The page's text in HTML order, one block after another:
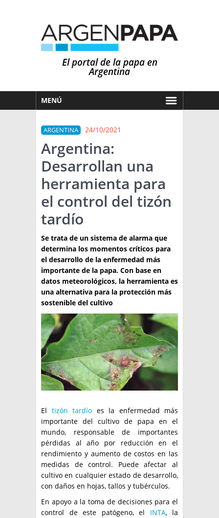
El portal de la papa en
Argentina
MENÚ
MERCADOS
NOTICIAS
EN ESPAÑOL
OTROS IDIOMAS
PRONÓSTICO
LLUVIAS
ARGENTINA
EL MUNDO
TÉCNICA
PRODUCCION
CLASIFICADOS
INTERES GENERAL
LA PAPA
RESOLUCIONES Y NORMATIVAS
ENLACES
ARGENPAPA
PUBLICIDAD
QUIENES SOMOS
CONTACTO
BUSCAR NOTICIAS
BUSCAR
ARGENTINA 24/10/2021
Argentina:
Desarrollan una
herramienta para
el control del tizón
tardío
Se trata de un sistema de alarma que
determina los momentos críticos para
el desarrollo de la enfermedad más
importante de la papa. Con base en
datos meteorológicos, la herramienta es
una alternativa para la protección más
sostenible del cultivo
El tizón tardío es la enfermedad más
importante del cultivo de papa en el
mundo, responsable de importantes
pérdidas al año por reducción en el
rendimiento y aumento de costos en las
medidas de control. Puede afectar al
cultivo en cualquier estado de desarrollo,
con daños en hojas, tallos y tubérculos.
En apoyo a la toma de decisiones para el
control de este patógeno, el INTA, la